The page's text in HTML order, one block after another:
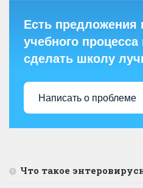
Есть предложения
учебного процесса
сделать школу
Написать о проблеме
Что такое